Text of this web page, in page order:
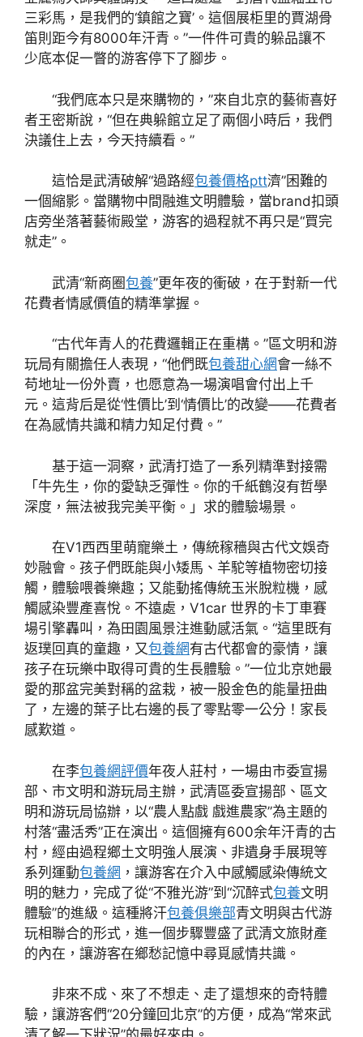
三彩馬，是我們的‘鎮館之寶’。這個展柜里的賈湖骨
笛則距今有8000年汗青。”一件件可貴的躲品讓不
少底本促一瞥的游客停下了腳步。
“我們底本只是來購物的，”來自北京的藝術喜好
者王密斯說，“但在典躲館立足了兩個小時后，我們
決議住上去，今天持續看。”
這恰是武清破解“過路經包養價格ptt濟”困難的
一個縮影。當購物中間融進文明體驗，當brand扣頭
店旁坐落著藝術殿堂，游客的過程就不再只是“買完
就走”。
武清“新商圈包養”更年夜的衝破，在于對新一代
花費者情感價值的精準掌握。
“古代年青人的花費邏輯正在重構。”區文明和游
玩局有關擔任人表現，“他們既包養甜心網會一絲不
苟地址一份外賣，也愿意為一場演唱會付出上千
元。這背后是從‘性價比’到‘情價比’的改變——花費者
在為感情共識和精力知足付費。”
基于這一洞察，武清打造了一系列精準對接需
「牛先生，你的愛缺乏彈性。你的千紙鶴沒有哲學
深度，無法被我完美平衡。」求的體驗場景。
在V1西西里萌寵樂土，傳統稼穡與古代文娛奇
妙融會。孩子們既能與小矮馬、羊駝等植物密切接
觸，體驗喂養樂趣；又能動搖傳統玉米脫粒機，感
觸感染豐產喜悅。不遠處，V1car 世界的卡丁車賽
場引擎轟叫，為田園風景注進動感活氣。“這里既有
返璞回真的童趣，又包養網有古代都會的豪情，讓
孩子在玩樂中取得可貴的生長體驗。”一位北京她最
愛的那盆完美對稱的盆栽，被一股金色的能量扭曲
了，左邊的葉子比右邊的長了零點零一公分！家長
感歎道。
在李包養網評價年夜人莊村，一場由市委宣揚
部、市文明和游玩局主辦，武清區委宣揚部、區文
明和游玩局協辦，以“農人點戲 戲進農家”為主題的
村落“盡活秀”正在演出。這個擁有600余年汗青的古
村，經由過程鄉土文明強人展演、非遺身手展現等
系列運動包養網 ，讓游客在介入中感觸感染傳統文
明的魅力，完成了從“不雅光游”到“沉醉式包養文明
體驗”的進級。這種將汗包養俱樂部青文明與古代游
玩相聯合的形式，進一個步驟豐盛了武清文旅財產
的內在，讓游客在鄉愁記憶中尋覓感情共識。
非來不成、來了不想走、走了還想來的奇特體
驗，讓游客們“20分鐘回北京”的方便，成為“常來武